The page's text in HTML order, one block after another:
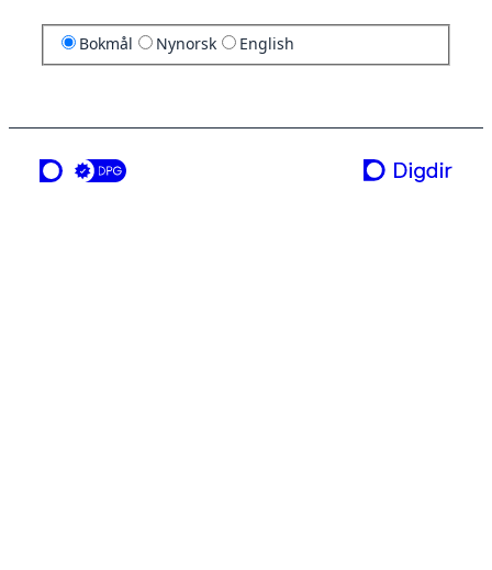
Bokmål Nynorsk English